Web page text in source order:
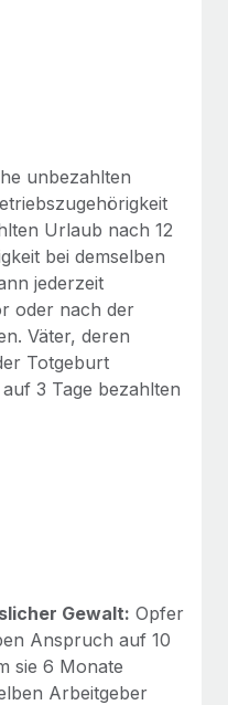
unbezahlten
Urlaub nach 12
bei demselben
jederzeit
oder nach der
Väter, deren
Totgeburt
3 Tage bezahlten
Gewalt: Opfer
Anspruch auf 10
sie 6 Monate
Arbeitgeber